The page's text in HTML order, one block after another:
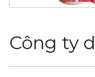
Công ty